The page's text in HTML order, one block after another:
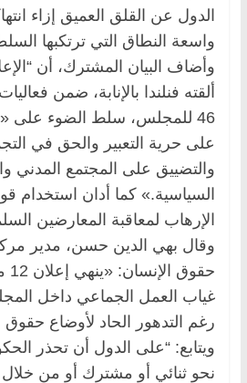
الدول عن القلق العميق إزاء
واسعة النطاق التي ترتكبها
وأضاف البيان المشترك، أن
ألقته فنلندا بالإنابة، ضمن
46 للمجلس، سلط الضوء على
على حرية التعبير والحق في
والتضييق على المجتمع المدني
السياسية.» كما أدان استخدام
الإرهاب لمعاقبة المعارضين
وقال بهي الدين حسن، مدير
غياب العمل الجماعي داخل
رغم التدهور الحاد لأوضاع حقوق
ويتابع: “على الدول أن تحذر
نحو ثنائي أو مشترك أو من